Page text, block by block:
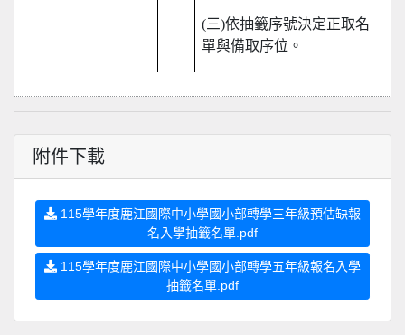
(三)依抽籤序號決定正取名
單與備取序位。
附件下載
115學年度鹿江國際中小學國小部轉學三年級預估缺報
名入學抽籤名單.pdf
115學年度鹿江國際中小學國小部轉學五年級報名入學
抽籤名單.pdf